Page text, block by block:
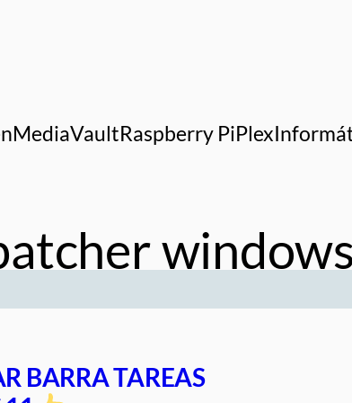
Raspberry PiPlex
BARRA TAREAS